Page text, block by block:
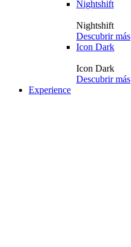
Nightshift
Nightshift
Descubrir más
Icon Dark
Icon Dark
Descubrir más
Experience